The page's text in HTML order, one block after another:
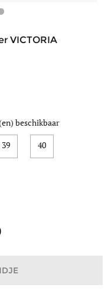
VICTORIA
beschikbaar
39 40